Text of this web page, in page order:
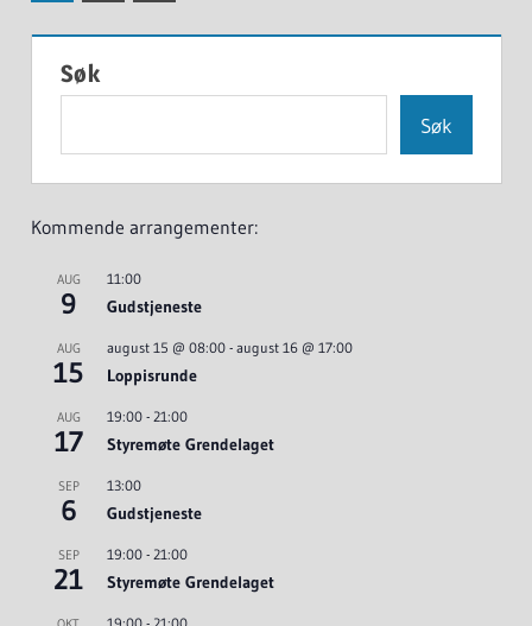
Søk
Søk
Kommende arrangementer:
AUG
9
11:00
Gudstjeneste
AUG
15
august 15 @ 08:00- august 16 @ 17:00
Loppisrunde
AUG
17
19:00- 21:00
Styremøte Grendelaget
SEP
6
13:00
Gudstjeneste
SEP
21
19:00- 21:00
Styremøte Grendelaget